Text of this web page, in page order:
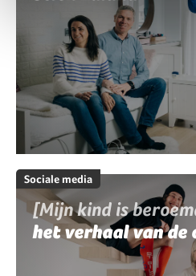
Sociale media
[Mijn kind is
het verhaal van de